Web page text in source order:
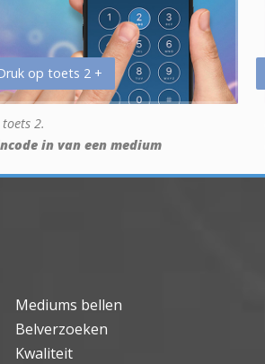
op toets 2 +
2.
in van een medium
Mediums bellen
Belverzoeken
Kwaliteit